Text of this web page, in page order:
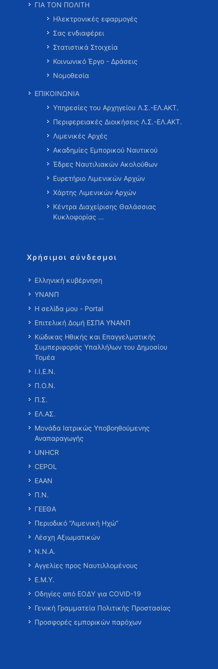
ΓΙΑ ΤΟΝ ΠΟΛΙΤΗ
Ηλεκτρονικές εφαρμογές
Σας ενδιαφέρει
Στατιστικά Στοιχεία
Κοινωνικό Έργο - Δράσεις
Νομοθεσία
ΕΠΙΚΟΙΝΩΝΙΑ
Υπηρεσίες του Αρχηγείου Λ.Σ.-ΕΛ.ΑΚΤ.
Περιφερειακές Διοικήσεις Λ.Σ.-ΕΛ.ΑΚΤ.
Λιμενικές Αρχές
Ακαδημίες Εμπορικού Ναυτικού
Έδρες Ναυτιλιακών Ακολούθων
Ευρετήριο Λιμενικών Αρχών
Χάρτης Λιμενικών Αρχών
Κέντρα Διαχείρισης Θαλάσσιας
Κυκλοφορίας …
Χρήσιμοι σύνδεσμοι
Ελληνική κυβέρνηση
ΥΝΑΝΠ
Η σελίδα μου - Portal
Επιτελική Δομή ΕΣΠΑ ΥΝΑΝΠ
Κώδικας Ηθικής και Επαγγελματικής
Συμπεριφοράς Υπαλλήλων του Δημοσίου
Τομέα
Ι.Ι.Ε.Ν.
Π.Ο.Ν.
Π.Σ.
ΕΛ.ΑΣ.
Μονάδα Ιατρικώς Υποβοηθούμενης
Αναπαραγωγής
UNHCR
CEPOL
ΕΑΑΝ
Π.Ν.
ΓΕΕΘΑ
Περιοδικό “Λιμενική Ηχώ”
Λέσχη Αξιωματικών
Ν.Ν.Α.
Αγγελίες προς Ναυτιλλομένους
Ε.Μ.Υ.
Οδηγίες από ΕΟΔΥ για COVID-19
Γενική Γραμματεία Πολιτικής Προστασίας
Προσφορές εμπορικών παρόχων